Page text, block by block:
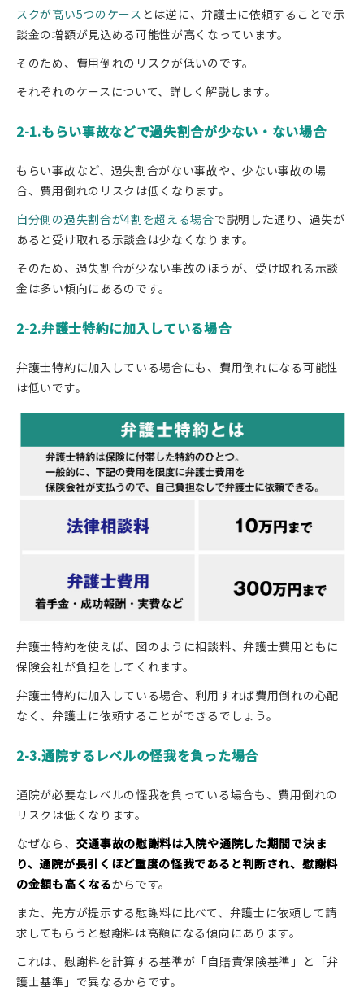
スクが高い5つのケース とは逆に、弁護士に依頼することで示
談金の増額が見込める可能性が高くなっています。
そのため、費用倒れのリスクが低いのです。
それぞれのケースについて、詳しく解説します。
2-1.もらい事故などで過失割合が少ない・ない場合
もらい事故など、過失割合がない事故や、少ない事故の場
合、費用倒れのリスクは低くなります。
自分側の過失割合が4割を超える場合で説明した通り、過失が
あると受け取れる示談金は少なくなります。
そのため、過失割合が少ない事故のほうが、受け取れる示談
金は多い傾向にあるのです。
2-2.弁護士特約に加入している場合
弁護士特約に加入している場合にも、費用倒れになる可能性
は低いです。
弁護士特約を使えば、図のように相談料、弁護士費用ともに
保険会社が負担をしてくれます。
弁護士特約に加入している場合、利用すれば費用倒れの心配
なく、弁護士に依頼することができるでしょう。
2-3.通院するレベルの怪我を負った場合
通院が必要なレベルの怪我を負っている場合も、費用倒れの
リスクは低くなります。
なぜなら、 交通事故の慰謝料は入院や通院した期間で決ま
り、通院が長引くほど重度の怪我であると判断され、慰謝料
の金額も高くなるからです。
また、先方が提示する慰謝料に比べて、弁護士に依頼して請
求してもらうと慰謝料は高額になる傾向にあります。
これは、慰謝料を計算する基準が「自賠責保険基準」と「弁
護士基準」で異なるからです。